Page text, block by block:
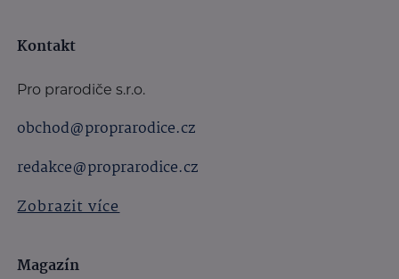
Kontakt
Pro prarodiče s.r.o.
obchod@proprarodice.cz
redakce@proprarodice.cz
Zobrazit více
Magazín